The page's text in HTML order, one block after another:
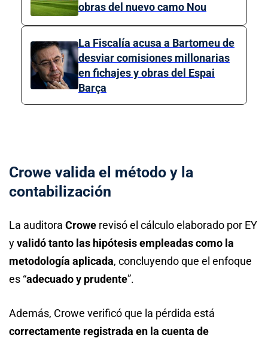
obras del nuevo camo Nou
La Fiscalía acusa a Bartomeu de
desviar comisiones millonarias
en fichajes y obras del Espai
Barça
Crowe valida el método y la
contabilización
La auditora Crowe revisó el cálculo elaborado por EY
yvalidó tanto las hipótesis empleadas como la
metodología aplicada, concluyendo que el enfoque
es “adecuado y prudente”.
Además, Crowe verificó que la pérdida está
correctamente registrada en la cuenta de